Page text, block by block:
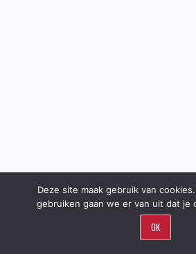
Deze site maak gebruik van
gebruiken gaan we er van uit dat je
OK